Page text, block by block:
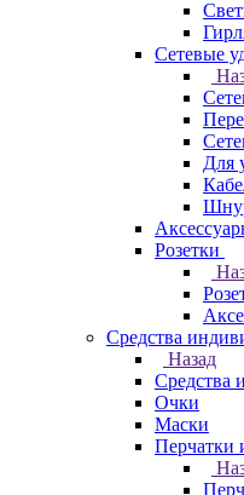
Сетевые
Для
Розетки
Средства
Назад
Средства
Очки
Маски
Перчатки